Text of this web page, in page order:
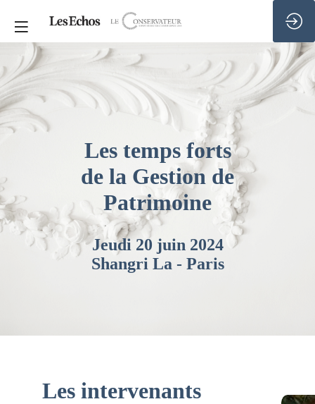
Les temps forts
de la Gestion de
Patrimoine
Jeudi 20 juin 2024
Shangri La - Paris
Les intervenants